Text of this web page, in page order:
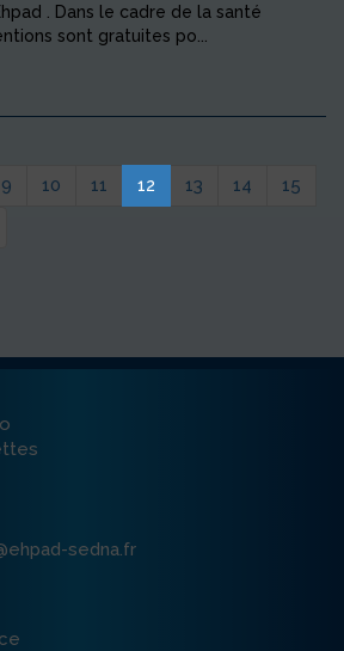
. Dans le cadre de la santé
sont gratuites po...
9 10 11 12 13 14
15
sedna.fr